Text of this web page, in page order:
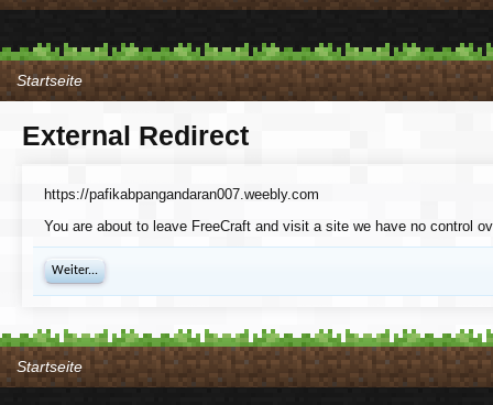
Startseite
External Redirect
https://pafikabpangandaran007.weebly.com
You are about to leave FreeCraft and visit a site we have no control
Weiter...
Startseite